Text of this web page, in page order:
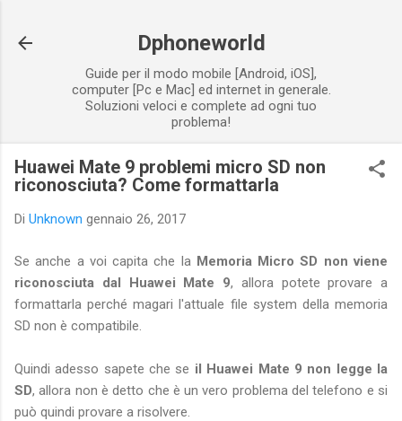
Dphoneworld
Guide per il modo mobile [Android, iOS],
computer [Pc e Mac] ed internet in generale.
Soluzioni veloci e complete ad ogni tuo
problema!
Huawei Mate 9 problemi micro SD non
riconosciuta? Come formattarla
Di Unknown gennaio 26, 2017
Se anche a voi capita che la Memoria Micro SD non viene
riconosciuta dal Huawei Mate 9, allora potete provare a
formattarla perché magari l'attuale file system della memoria
SD non è compatibile.
Quindi adesso sapete che se il Huawei Mate 9 non legge la
SD, allora non è detto che è un vero problema del telefono e si
può quindi provare a risolvere.